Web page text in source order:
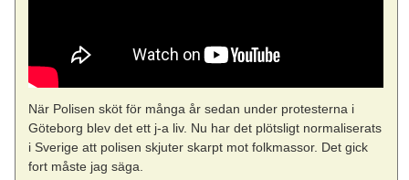
När Polisen sköt för många år sedan under protesterna i
Göteborg blev det ett j-a liv. Nu har det plötsligt normaliserats
i Sverige att polisen skjuter skarpt mot folkmassor. Det gick
fort måste jag säga.